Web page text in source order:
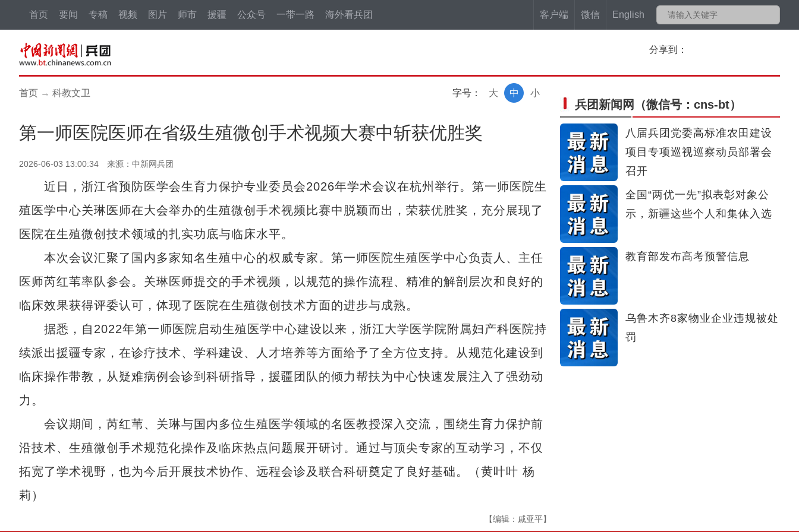
客户端 微信 English
首页 要闻 专稿 视频 图片 师市 援疆 公众号 一带一路 海外看兵团
分享到：
首页 → 科教文卫 字号： 小
中
大
第一师医院医师在省级生殖微创手术视频大赛中斩获优胜奖
2026-06-03 13:00:34 来源：中新网兵团
近日，浙江省预防医学会生育力保护专业委员会2026年学术会议在杭州举行。第一师医院生
殖医学中心关琳医师在大会举办的生殖微创手术视频比赛中脱颖而出，荣获优胜奖，充分展现了
医院在生殖微创技术领域的扎实功底与临床水平。
本次会议汇聚了国内多家知名生殖中心的权威专家。第一师医院生殖医学中心负责人、主任
医师芮红苇率队参会。关琳医师提交的手术视频，以规范的操作流程、精准的解剖层次和良好的
临床效果获得评委认可，体现了医院在生殖微创技术方面的进步与成熟。
据悉，自2022年第一师医院启动生殖医学中心建设以来，浙江大学医学院附属妇产科医院持
续派出援疆专家，在诊疗技术、学科建设、人才培养等方面给予了全方位支持。从规范化建设到
临床操作带教，从疑难病例会诊到科研指导，援疆团队的倾力帮扶为中心快速发展注入了强劲动
力。
会议期间，芮红苇、关琳与国内多位生殖医学领域的名医教授深入交流，围绕生育力保护前
沿技术、生殖微创手术规范化操作及临床热点问题展开研讨。通过与顶尖专家的互动学习，不仅
拓宽了学术视野，也为今后开展技术协作、远程会诊及联合科研奠定了良好基础。（黄叶叶 杨
莉）
【编辑：戚亚平】
兵团新闻网 （微信号：cns-bt）
八届兵团党委高标准农田建设
项目专项巡视巡察动员部署会
召开
全国“两优一先”拟表彰对象公
示，新疆这些个人和集体入选
教育部发布高考预警信息
乌鲁木齐8家物业企业违规被处
罚